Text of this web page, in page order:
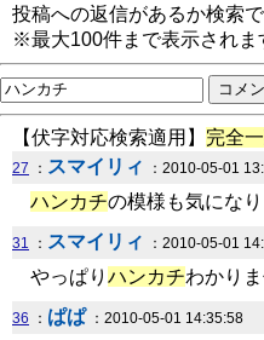
投稿への返信があるか検索で
※最大100件まで表示されま
【伏字対応検索適用】 完全
27 ： スマイリィ ：2010-05-01
ハンカチの模様も気にな
31 ： スマイリィ ：2010-05-01
やっぱり ハンカチわかり
36 ： ぱぱ ：2010-05-01 14:35:58